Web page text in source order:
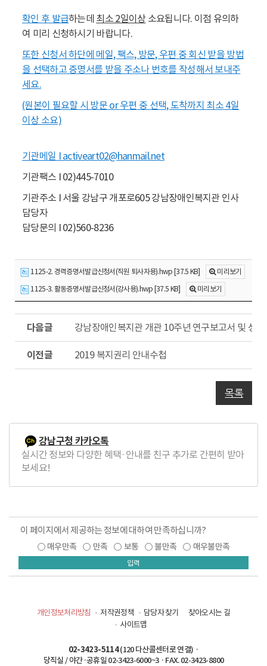
확인 후 발급하는데 최소 2일이상소요됩니다. 이점 유의하
여 미리 신청하시기 바랍니다.
또한 신청서 하단에 메일, 팩스, 방문, 우편 중 회신 받을 방법
을 선택하고 증명서를 받을 주소나 번호를 작성해서 보내주
세요.
(원본이 필요할 시 방문 or 우편 중 선택, 도착까지 최소 4일
이상 소요)
기관메일 I activeart02@hanmail.net
기관팩스 I 02)445-7010
기관주소 I 서울 강남구 개포로605 강남장애인복지관 인사
담당자
담당문의 I 02)560-8236
1125-2. 경력증명서발급신청서(직원 퇴사자용).hwp [37.5 KB]
미리보기
1125-3. 활동증명서발급신청서(강사용).hwp [37.5 KB]
미리보기
글
강남장애인복지관 개관 10주년 연구보고서 및 성
글
2019 복지권리 안내수첩
목록
강남구청 카카오톡
실시간 정보와 다양한 혜택·안내를 친구 추가로 간편히 받아
보세요!
이 페이지에서 제공하는 정보에 대하여 만족하십니까?
매우만족 만족 보통 불만족 매우불만족
입력
개인정보처리방침 저작권정책 담당자 찾기
찾아오시는 길
사이트맵
02-3423-5114(120 다산콜센터로 연결) ·
당직실 / 야간·공휴일 02-3423-6000~3 · FAX. 02-3423-8800